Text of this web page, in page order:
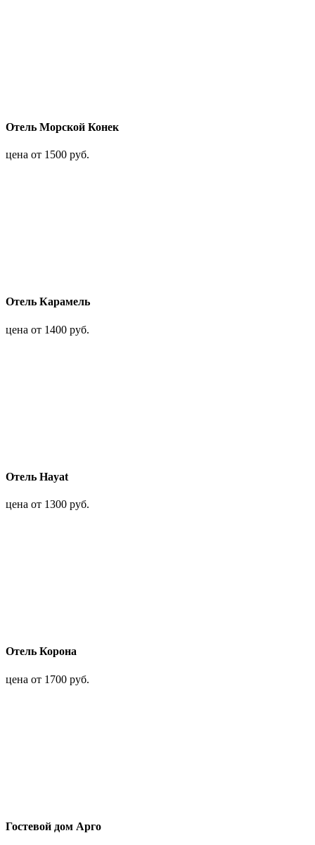
Отель Морской Конек
цена от 1500 руб.
Отель Карамель
цена от 1400 руб.
Отель Hayat
цена от 1300 руб.
Отель Корона
цена от 1700 руб.
Гостевой дом Арго